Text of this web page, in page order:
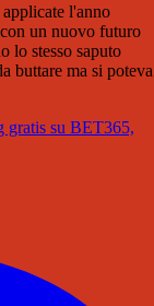
l'anno
un nuovo futuro
lo stesso saputo
buttare ma si poteva
gratis su BET365,